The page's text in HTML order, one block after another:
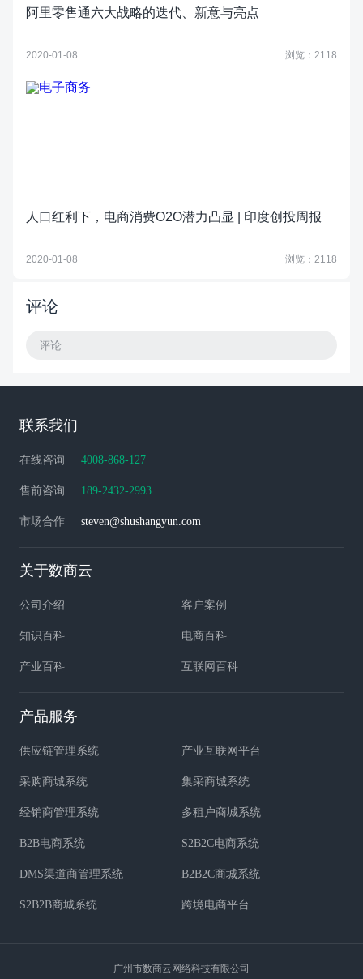
阿里零售通六大战略的迭代、新意与亮点
2020-01-08 浏览：2118
人口红利下，电商消费O2O潜力凸显 | 印度创投周报
2020-01-08 浏览：2118
评论
评论
联系我们
在线咨询 4008-868-127
售前咨询 189-2432-2993
市场合作 steven@shushangyun.com
关于数商云
公司介绍 客户案例
知识百科 电商百科
产业百科 互联网百科
产品服务
供应链管理系统 产业互联网平台
采购商城系统 集采商城系统
经销商管理系统 多租户商城系统
B2B电商系统 S2B2C电商系统
DMS渠道商管理系统 B2B2C商城系统
S2B2B商城系统 跨境电商平台
广州市数商云网络科技有限公司